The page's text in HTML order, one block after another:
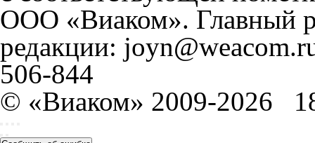
ООО «Виаком». Главный
редакции:
506-844
© «Виаком» 2009-2026